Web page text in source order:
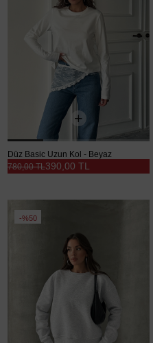
Düz Basic Uzun Kol - Beyaz
390,00 TL
780,00 TL
%50